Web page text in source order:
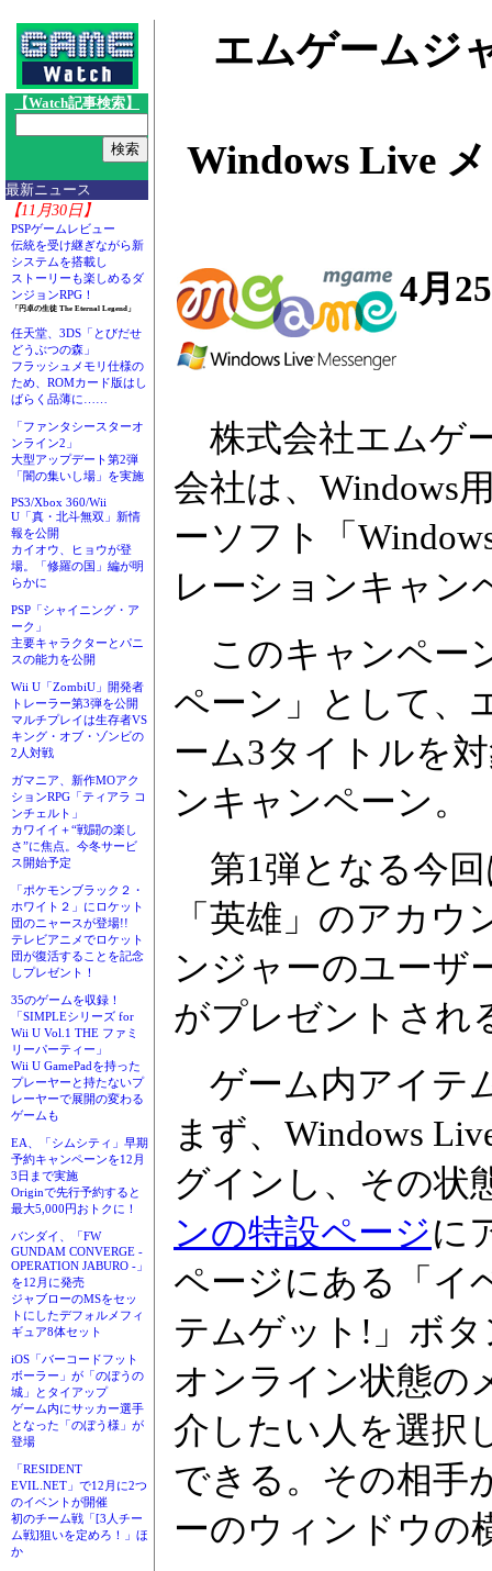
【Watch記事検索】
最新ニュース
【11月30日】
PSPゲームレビュー
伝統を受け継ぎながら新
システムを搭載し
ストーリーも楽しめるダ
ンジョンRPG！
「円卓の生徒 The Eternal Legend」
任天堂、3DS「とびだせ
どうぶつの森」
フラッシュメモリ仕様の
ため、ROMカード版はし
ばらく品薄に……
「ファンタシースターオ
ンライン2」
大型アップデート第2弾
「闇の集いし場」を実施
PS3/Xbox 360/Wii
U「真・北斗無双」新情
報を公開
カイオウ、ヒョウが登
場。「修羅の国」編が明
らかに
PSP「シャイニング・ア
ーク」
主要キャラクターとパニ
スの能力を公開
Wii U「ZombiU」開発者
トレーラー第3弾を公開
マルチプレイは生存者VS
キング・オブ・ゾンビの
2人対戦
ガマニア、新作MOアク
ションRPG「ティアラ コ
ンチェルト」
カワイイ＋“戦闘の楽し
さ”に焦点。今冬サービ
ス開始予定
「ポケモンブラック２・
ホワイト２」にロケット
団のニャースが登場!!
テレビアニメでロケット
団が復活することを記念
しプレゼント！
35のゲームを収録！
「SIMPLEシリーズ for
Wii U Vol.1 THE ファミ
リーパーティー」
Wii U GamePadを持った
プレーヤーと持たないプ
レーヤーで展開の変わる
ゲームも
EA、「シムシティ」早期
予約キャンペーンを12月
3日まで実施
Originで先行予約すると
最大5,000円おトクに！
バンダイ、「FW
GUNDAM CONVERGE -
OPERATION JABURO -」
を12月に発売
ジャブローのMSをセッ
トにしたデフォルメフィ
ギュア8体セット
iOS「バーコードフット
ボーラー」が「のぼうの
城」とタイアップ
ゲーム内にサッカー選手
となった「のぼう様」が
登場
「RESIDENT
EVIL.NET」で12月に2つ
のイベントが開催
初のチーム戦「[3人チー
ム戦]狙いを定めろ！」ほ
か
エムゲームジ
Windows Live
4月
株式会社エムゲ
会社は、Windows
ーソフト「
レーションキャン
このキャンペー
ペーン」として、
ーム3タイトルを
ンキャンペーン。
第1弾となる今回
「英雄」のアカ
ンジャーのユーザ
がプレゼントされ
ゲーム内アイテ
まず、Windows
グインし、その状
ンの特設ページに
ページにある「イ
テムゲット!」ボ
オンライン状態の
介したい人を選択
できる。その相手
ーのウィンドウの